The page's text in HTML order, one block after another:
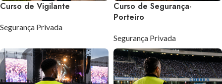
Curso de Vigilante
Segurança Privada
Curso de Segurança-
Porteiro
Segurança Privada